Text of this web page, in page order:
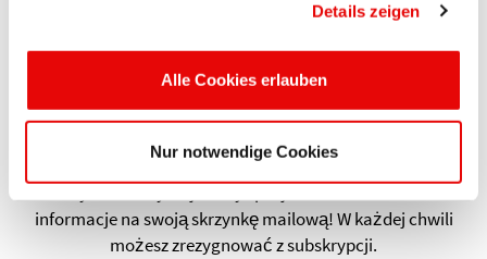
Details zeigen
Alle Cookies erlauben
Nur notwendige Cookies
Dowiedz się jako pierwszy -
dołącz do naszego newslettera!
Bądź na bieżąco z najnowszymi wiadomościami i
nadchodzącymi wydarzeniami PROTEC. Dowiedz się
jako pierwszy, kiedy nowe produkty pojawią się na
informacje na swoją skrzynkę mailową! W każdej chwili
możesz zrezygnować z subskrypcji.